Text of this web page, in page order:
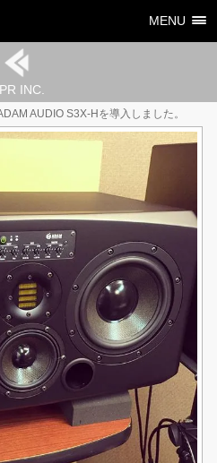
INC.
MENU
AUDIO S3X-Hを導入しました。